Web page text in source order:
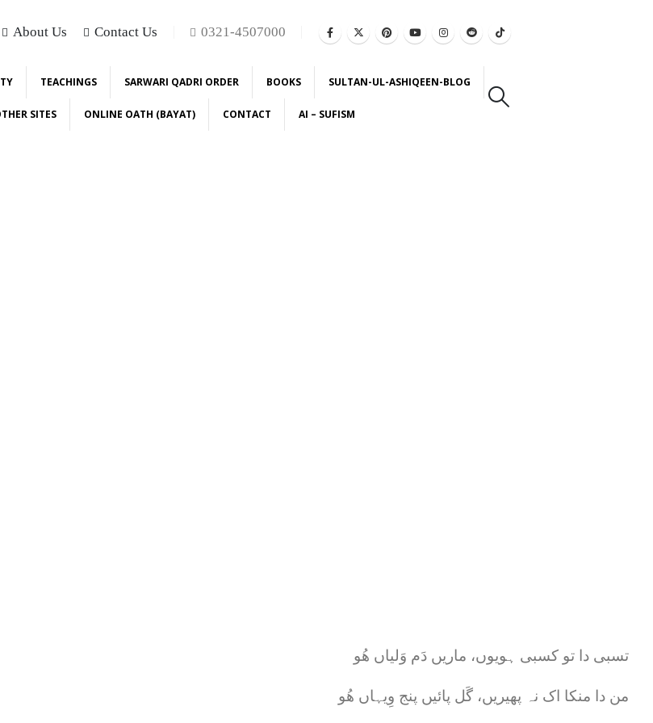
About Us Contact Us 0321-4507000
TEACHINGS SARWARI QADRI ORDER BOOKS SULTAN-UL-ASHIQEEN-BLOG
SITES ONLINE OATH (BAYAT) CONTACT AI – SUFISM
تسبی دا تو کسبی ہویوں، ماریں دَم وَلیاں ھُو
من دا منکا اک نہ پھیریں، گَل پائیں پنج وِیہاں ھُو